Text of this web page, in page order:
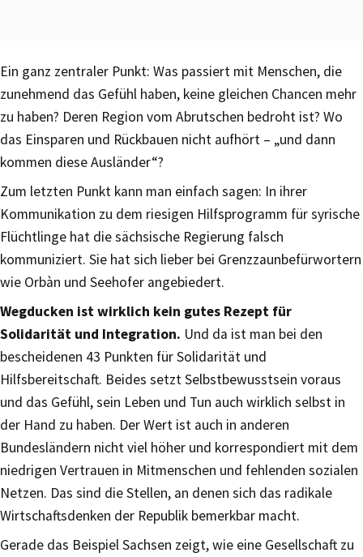
Ein ganz zentraler Punkt: Was passiert mit Menschen, die
zunehmend das Gefühl haben, keine gleichen Chancen mehr
zu haben? Deren Region vom Abrutschen bedroht ist? Wo
das Einsparen und Rückbauen nicht aufhört – „und dann
kommen diese Ausländer“?
Zum letzten Punkt kann man einfach sagen: In ihrer
Kommunikation zu dem riesigen Hilfsprogramm für syrische
Flüchtlinge hat die sächsische Regierung falsch
kommuniziert. Sie hat sich lieber bei Grenzzaunbefürwortern
wie Orbàn und Seehofer angebiedert.
Wegducken ist wirklich kein gutes Rezept für
Solidarität und Integration. Und da ist man bei den
bescheidenen 43 Punkten für Solidarität und
Hilfsbereitschaft. Beides setzt Selbstbewusstsein voraus
und das Gefühl, sein Leben und Tun auch wirklich selbst in
der Hand zu haben. Der Wert ist auch in anderen
Bundesländern nicht viel höher und korrespondiert mit dem
niedrigen Vertrauen in Mitmenschen und fehlenden sozialen
Netzen. Das sind die Stellen, an denen sich das radikale
Wirtschaftsdenken der Republik bemerkbar macht.
Gerade das Beispiel Sachsen zeigt, wie eine Gesellschaft zu